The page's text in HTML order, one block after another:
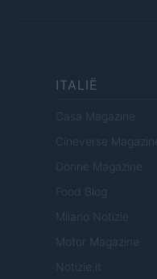
ITALIË
Casa Magazine
Cineverse Magazine
Donne Magazine
Food Blog
Milano Notizie
Motor Magazine
Notizie.it